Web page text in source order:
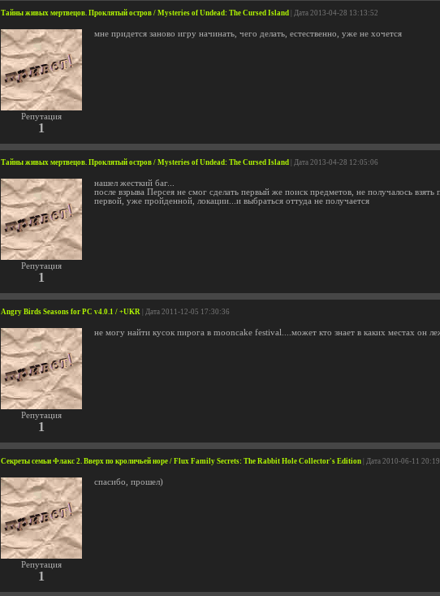
Тайны живых мертвецов. Проклятый остров / Mysteries of Undead: The Cursed Island | Дата 2013-04-28 13:13:52
Репутация
1
мне придется заново игру начинать, чего делать, естественно, уже не хочется
Тайны живых мертвецов. Проклятый остров / Mysteries of Undead: The Cursed Island | Дата 2013-04-28 12:05:06
Репутация
1
нашел жесткий баг...
после взрыва Персея не смог сделать первый же поиск предметов, не получалось взять
первой, уже пройденной, локации...и выбраться оттуда не получается
Angry Birds Seasons for PC v4.0.1 / +UKR | Дата 2011-12-05 17:30:36
Репутация
1
не могу найти кусок пирога в mooncake festival....может кто знает в каких местах он
Секреты семьи Флакс 2. Вверх по кроличьей норе / Flux Family Secrets: The Rabbit Hole Collector's Edition | Дата 2010-06-11
Репутация
1
спасибо, прошел)